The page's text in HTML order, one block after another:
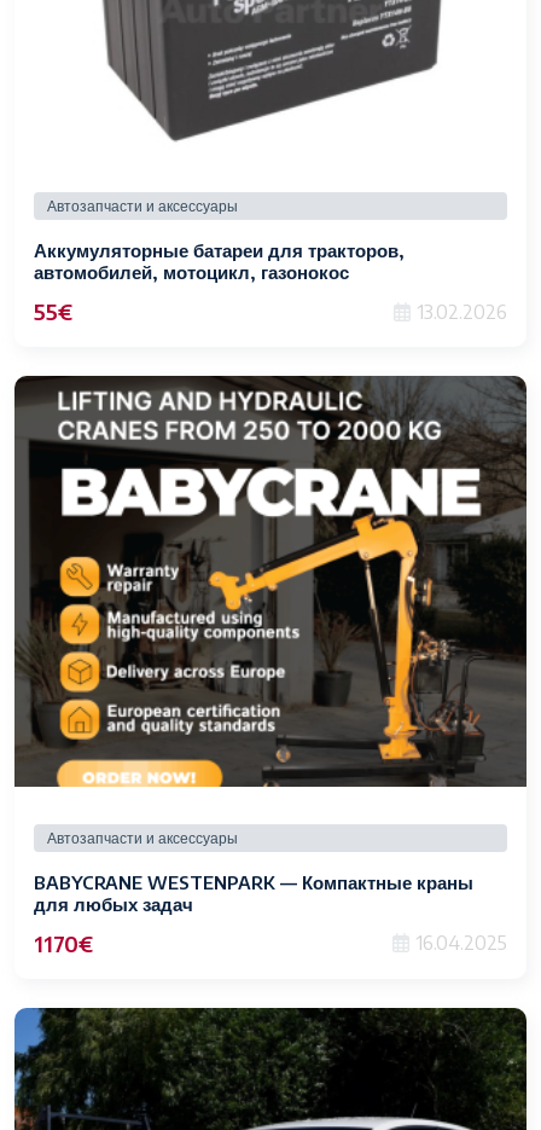
Автозапчасти и аксессуары
Аккумуляторные батареи для тракторов,
автомобилей, мотоцикл, газонокос
55€ 13.02.2026
Автозапчасти и аксессуары
BABYCRANE WESTENPARK — Компактные краны
для любых задач
1170€ 16.04.2025